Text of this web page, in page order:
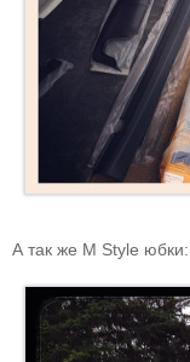
А так же M Style юбки: